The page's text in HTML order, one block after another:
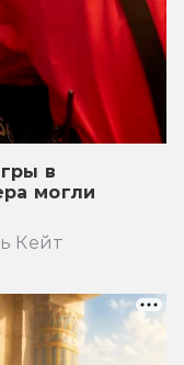
в
могли
Кейт